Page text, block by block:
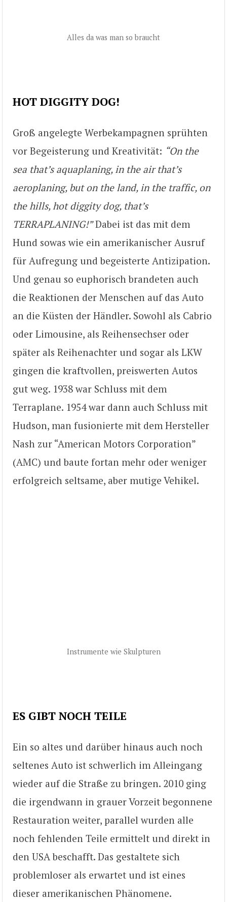
Alles da was man so braucht
HOT DIGGITY DOG!
Groß angelegte Werbekampagnen sprühten
vor Begeisterung und Kreativität: “On the
sea that’s aquaplaning, in the air that’s
aeroplaning, but on the land, in the traffic, on
the hills, hot diggity dog, that’s
TERRAPLANING!”Dabei ist das mit dem
Hund sowas wie ein amerikanischer Ausruf
für Aufregung und begeisterte Antizipation.
Und genau so euphorisch brandeten auch
die Reaktionen der Menschen auf das Auto
an die Küsten der Händler. Sowohl als Cabrio
oder Limousine, als Reihensechser oder
später als Reihenachter und sogar als LKW
gingen die kraftvollen, preiswerten Autos
gut weg. 1938 war Schluss mit dem
Terraplane. 1954 war dann auch Schluss mit
Hudson, man fusionierte mit dem Hersteller
Nash zur “American Motors Corporation”
(AMC) und baute fortan mehr oder weniger
erfolgreich seltsame, aber mutige Vehikel.
Instrumente wie Skulpturen
ES GIBT NOCH TEILE
Ein so altes und darüber hinaus auch noch
seltenes Auto ist schwerlich im Alleingang
wieder auf die Straße zu bringen. 2010 ging
die irgendwann in grauer Vorzeit begonnene
Restauration weiter, parallel wurden alle
noch fehlenden Teile ermittelt und direkt in
den USA beschafft. Das gestaltete sich
problemloser als erwartet und ist eines
dieser amerikanischen Phänomene.